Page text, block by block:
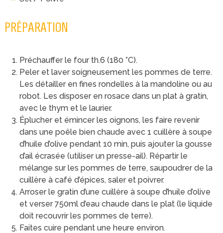
PRÉPARATION
Préchauffer le four th.6 (180 °C).
Peler et laver soigneusement les pommes de terre.
Les détailler en fines rondelles à la mandoline ou au
robot. Les disposer en rosace dans un plat à gratin,
avec le thym et le laurier.
Éplucher et émincer les oignons, les faire revenir
dans une poêle bien chaude avec 1 cuillère à soupe
d’huile d’olive pendant 10 min, puis ajouter la gousse
d’ail écrasée (utiliser un presse-ail). Répartir le
mélange sur les pommes de terre, saupoudrer de la
cuillère à café d’épices, saler et poivrer.
Arroser le gratin d’une cuillère à soupe d’huile d’olive
et verser 750ml d’eau chaude dans le plat (le liquide
doit recouvrir les pommes de terre).
Faites cuire pendant une heure environ.